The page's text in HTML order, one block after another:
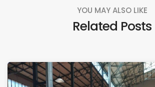
YOU MAY ALSO LIKE
Related Posts